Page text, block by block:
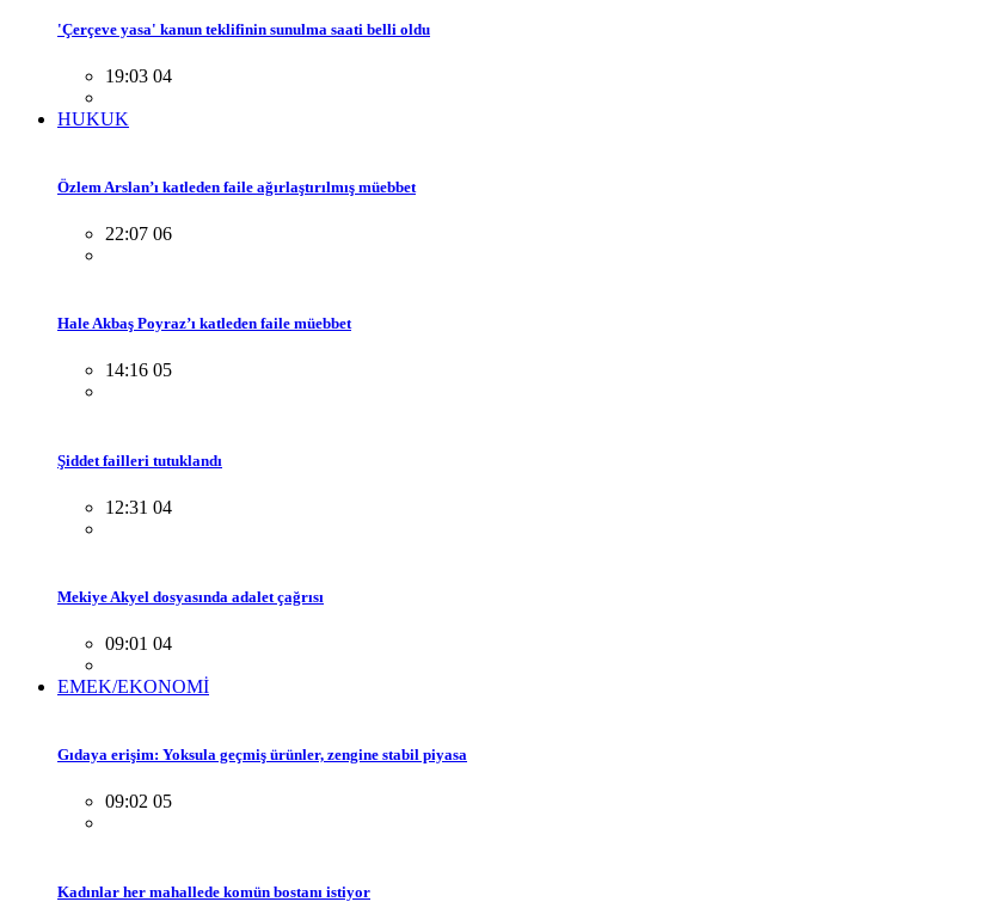
'Çerçeve yasa' kanun teklifinin sunulma saati belli oldu
19:03 04
HUKUK
Özlem Arslan’ı katleden faile ağırlaştırılmış müebbet
22:07 06
Hale Akbaş Poyraz’ı katleden faile müebbet
14:16 05
Şiddet failleri tutuklandı
12:31 04
Mekiye Akyel dosyasında adalet çağrısı
09:01 04
EMEK/EKONOMİ
Gıdaya erişim: Yoksula geçmiş ürünler, zengine stabil piyasa
09:02 05
Kadınlar her mahallede komün bostanı istiyor